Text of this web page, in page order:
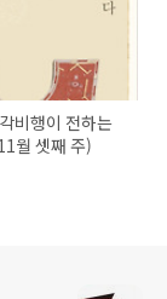
비행이 전하는
월 셋째 주)